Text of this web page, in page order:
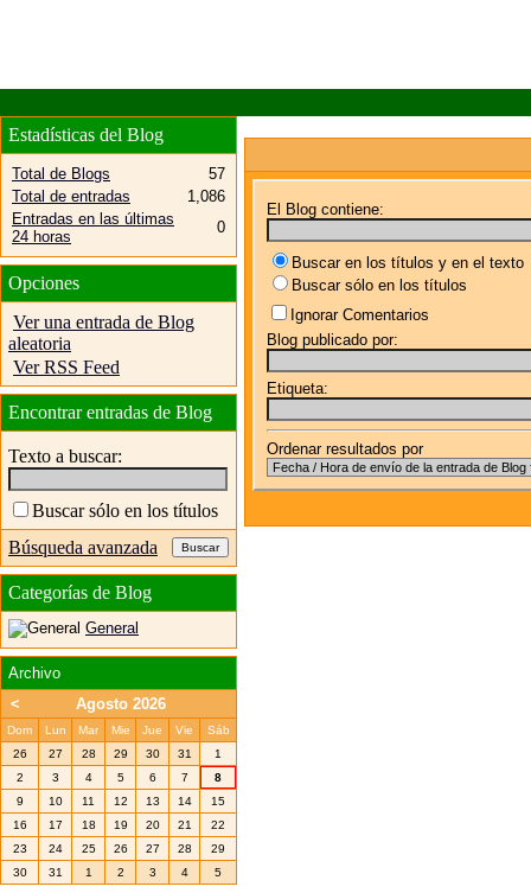
El Blog contiene:
Buscar en los títulos y en el texto
Buscar sólo en los títulos
Ignorar Comentarios
Blog publicado por:
Etiqueta:
Ordenar resultados por
Estadísticas del Blog
Total de Blogs
57
Total de entradas
1,086
Entradas en las últimas
24 horas
0
Opciones
Ver una entrada de Blog
aleatoria
Ver RSS Feed
Encontrar entradas de Blog
Texto a buscar:
Buscar sólo en los títulos
Búsqueda avanzada
Categorías de Blog
General
Archivo
<
Agosto 2026
Dom Lun Mar Mie Jue Vie
Sáb
26
27 28 29 30 31
1
2
3 4 5 6 7
8
9
10 11 12 13 14
15
16
17 18 19 20 21
22
23
24 25 26 27 28
29
30
31 1 2 3 4 5